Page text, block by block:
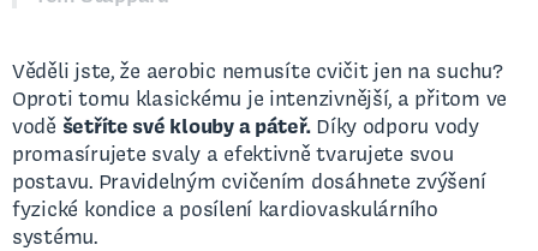
Věděli jste, že aerobic nemusíte cvičit jen na suchu?
Oproti tomu klasickému je intenzivnější, a přitom ve
vodě šetříte své klouby a páteř.Díky odporu vody
promasírujete svaly a efektivně tvarujete svou
postavu. Pravidelným cvičením dosáhnete zvýšení
fyzické kondice a posílení kardiovaskulárního
systému.